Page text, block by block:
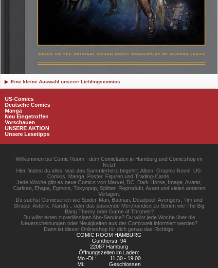
Eine kleine Auswahl unserer Lieblingscomics
US-Comics
Deutsche Comics
Manga
Neu Eingetroffen
Vorschauen
UNSERE AKTION
Unsere Lesetipps
Willkommen bei Comic Room - dem Comicladen in Hamburg und Comicshop im
Netz!
Hier findest du alles, was das Sammlerherz begehrt: Alben, Graphic Novel, US-
Comics, Manga, Poster, Figuren und Trading-Cards.
Jede Woche gibt es neue Comics von Marvel, DC, Dark Horse, Image, Avatar,
Carlsen, Ehapa, Egmont, Tokyopop, Splitter, Reprodukt, Avant und vielen anderen
Verlagen.
Du suchst Comicserien wie Spider-Man, Batman, Deadpool, Avengers, Tim und
Struppi, Asterix, Naruto... oder das passende Merchandise zu Serien wie The Big
Bang Theory oder Game of Thrones?
Du willst einen zuverlässigen Abo-Service? Du willst jede Woche über die
Neuerscheinungen oder Neuigkeiten aus der Comicwelt informiert werden?
Dann ist dieser Onlineshop für dich genau das Richtige!
COMIC ROOM HAMBURG
Güntherstr. 94
22087 Hamburg
Öffnungszeiten im Laden:
Mo.-Di.:
11.30 - 19.00
Mi.:
Geschlossen